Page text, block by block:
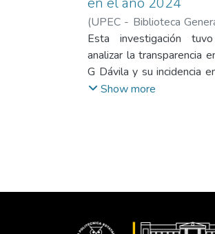
(UPEC - Biblioteca
2025-12-19)Osorio
Nicole; Perengueza
Pérez Parra, Wladimir
Esta investigación
analizar la transparencia
G Dávila y su incidencia
servicios públicos en la
través de gráficos y
Show more